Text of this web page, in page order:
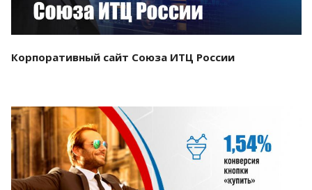
Корпоративный сайт Союза ИТЦ России